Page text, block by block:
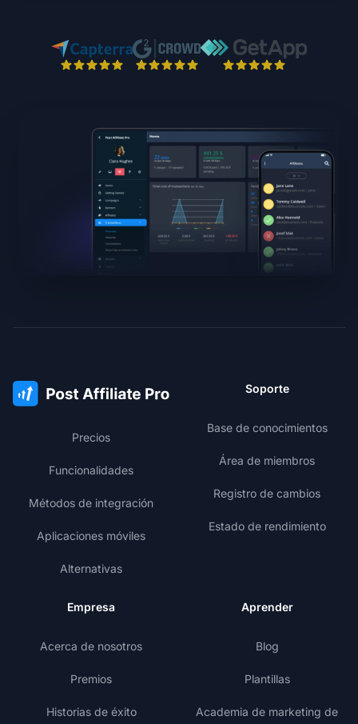
Precios
Funcionalidades
Métodos de integración
Aplicaciones móviles
Alternativas
Soporte
Base de conocimientos
Área de miembros
Registro de cambios
Estado de rendimiento
Empresa
Acerca de nosotros
Premios
Historias de éxito
Aprender
Blog
Plantillas
Academia de marketing de